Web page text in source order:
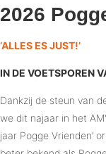
2026
‘ALLES ES JUST!’
IN DE VOETSPOREN
Dankzij de steun van
we dit najaar in het
jaar Pogge Vrienden’